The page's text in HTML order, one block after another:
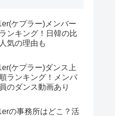
ケプラー)メンバー
ンキング！日韓の比
気の理由も
ケプラー)ダンス上
ランキング！メンバ
のダンス動画あり
の事務所はどこ？活